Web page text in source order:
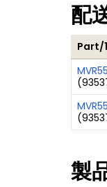
配
Part/
(
(
製